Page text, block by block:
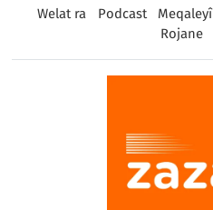
Welat ra Podcast Meqaleyî
Rojane